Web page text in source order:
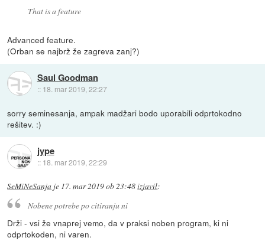
That is a feature
Advanced feature.
(Orban se najbrž že zagreva zanj?)
Saul Goodman
:: 18. mar 2019, 22:27
sorry seminesanja, ampak madžari bodo uporabili odprtokodno
rešitev. :)
jype
:: 18. mar 2019, 22:29
SeMiNeSanja je 17. mar 2019 ob 23:48izjavil:
Nobene potrebe po citiranju ni
Drži - vsi že vnaprej vemo, da v praksi noben program, ki ni
odprtokoden, ni varen.